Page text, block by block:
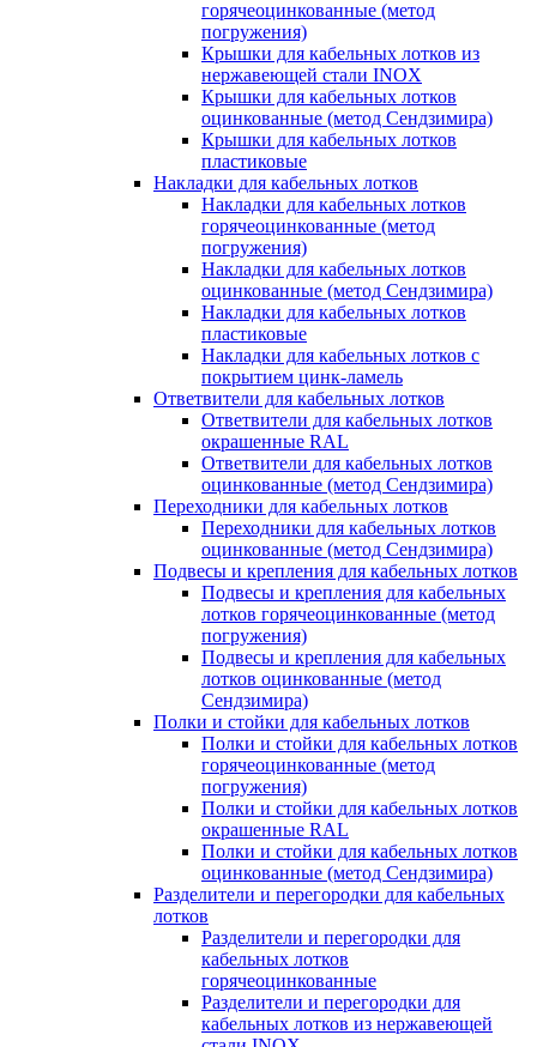
горячеоцинкованные (метод
погружения)
Крышки для кабельных лотков из
нержавеющей стали INOX
Крышки для кабельных лотков
оцинкованные (метод Сендзимира)
Крышки для кабельных лотков
пластиковые
Накладки для кабельных лотков
Накладки для кабельных лотков
горячеоцинкованные (метод
погружения)
Накладки для кабельных лотков
оцинкованные (метод Сендзимира)
Накладки для кабельных лотков
пластиковые
Накладки для кабельных лотков с
покрытием цинк-ламель
Ответвители для кабельных лотков
Ответвители для кабельных лотков
окрашенные RAL
Ответвители для кабельных лотков
оцинкованные (метод Сендзимира)
Переходники для кабельных лотков
Переходники для кабельных лотков
оцинкованные (метод Сендзимира)
Подвесы и крепления для кабельных лотков
Подвесы и крепления для кабельных
лотков горячеоцинкованные (метод
погружения)
Подвесы и крепления для кабельных
лотков оцинкованные (метод
Сендзимира)
Полки и стойки для кабельных лотков
Полки и стойки для кабельных лотков
горячеоцинкованные (метод
погружения)
Полки и стойки для кабельных лотков
окрашенные RAL
Полки и стойки для кабельных лотков
оцинкованные (метод Сендзимира)
Разделители и перегородки для кабельных
лотков
Разделители и перегородки для
кабельных лотков
горячеоцинкованные
Разделители и перегородки для
кабельных лотков из нержавеющей